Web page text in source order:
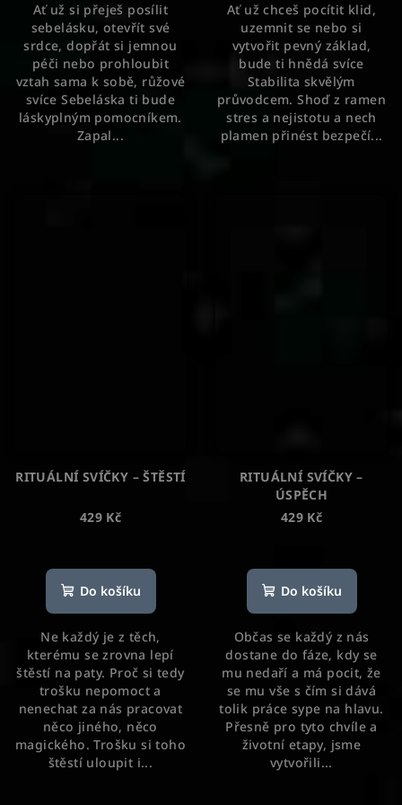
Ať už si přeješ posílit
sebelásku, otevřít své
srdce, dopřát si jemnou
péči nebo prohloubit
vztah sama k sobě, růžové
svíce Sebeláska ti bude
láskyplným pomocníkem.
Zapal...
Ať už chceš pocítit klid,
uzemnit se nebo si
vytvořit pevný základ,
bude ti hnědá svíce
Stabilita skvělým
průvodcem. Shoď z ramen
stres a nejistotu a nech
plamen přinést bezpečí...
RITUÁLNÍ SVÍČKY – ŠTĚSTÍ
429 Kč
Do košíku
Ne každý je z těch,
kterému se zrovna lepí
štěstí na paty. Proč si tedy
trošku nepomoct a
nenechat za nás pracovat
něco jiného, něco
magického. Trošku si toho
štěstí uloupit i...
RITUÁLNÍ SVÍČKY –
ÚSPĚCH
429 Kč
hodnocení
produktu
z
5
hvězdiček.
Do košíku
Občas se každý z nás
dostane do fáze, kdy se
mu nedaří a má pocit, že
se mu vše s čím si dává
tolik práce sype na hlavu.
Přesně pro tyto chvíle a
životní etapy, jsme
vytvořili...